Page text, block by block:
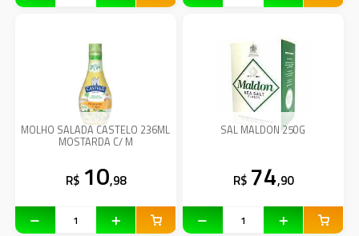
MOLHO SALADA CASTELO 236ML
MOSTARDA C/ M
R$ 10,98
SAL MALDON 250G
R$ 74,90